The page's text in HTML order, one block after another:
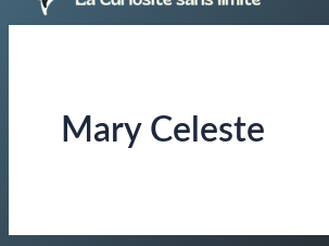
Mary Celeste